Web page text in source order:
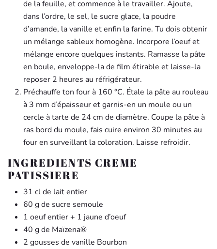
de la feuille, et commence à le travailler. Ajoute,
dans l’ordre, le sel, le sucre glace, la pou­dre
d’amande, la vanille et enfin la farine. Tu dois obtenir
un mélange sableux homogène. Incorpore l’oeuf et
mélange encore quelques instants. Ramasse la pâte
en boule, enveloppe-la de film étirable et laisse-la
reposer 2 heures au réfrigérateur.
Préchauffe ton four à 160 °C. Étale la pâte au rou­leau
à 3 mm d’épaisseur et garnis-en un moule ou un
cercle à tarte de 24 cm de diamètre. Coupe la pâte à
ras bord du moule, fais cuire environ 30 minutes au
four en surveillant la coloration. Laisse refroidir.
INGREDIENTS CREME
PATISSIERE
31 cl de lait entier
60 g de sucre semoule
1 oeuf entier + 1 jaune d’oeuf
40 g de Maïzena®
2 gousses de vanille Bourbon